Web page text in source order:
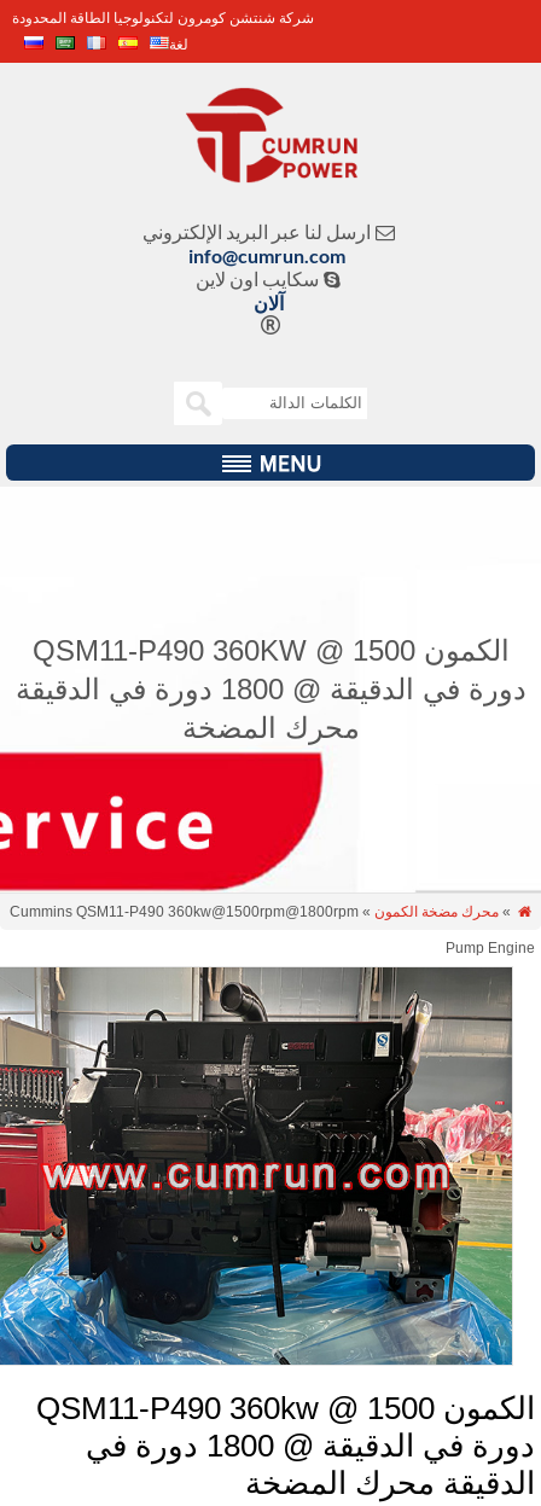
شركة شنتشن كومرون لتكنولوجيا الطاقة المحدودة
لغة
ارسل لنا عبر البريد الإلكتروني
info@cumrun.com
سكايب اون لاين
آلان

الكمون QSM11-P490 360KW @ 1500
دورة في الدقيقة @ 1800 دورة في الدقيقة
محرك المضخة
» محرك مضخة الكمون » Cummins QSM11-P490 360kw@1500rpm@1800rpm
Pump
الكمون QSM11-P490 360kw @ 1500
دورة في الدقيقة @ 1800 دورة في
محرك المضخة